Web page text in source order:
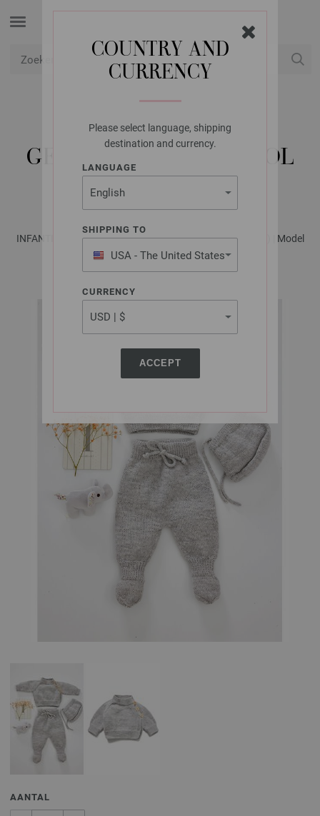
COUNTRY AND
CURRENCY
Please select language, shipping
destination and currency.
LANGUAGE
SHIPPING TO
USA - The United States
of America
CURRENCY
ACCEPT
LANA GROSSA
GEWIKKELD VEST COOL
WOOL BABY
INFANTI No. 20 - Tijdschrift (DE) + Breibeschrijvingen (NL) | Model
21
AANTAL